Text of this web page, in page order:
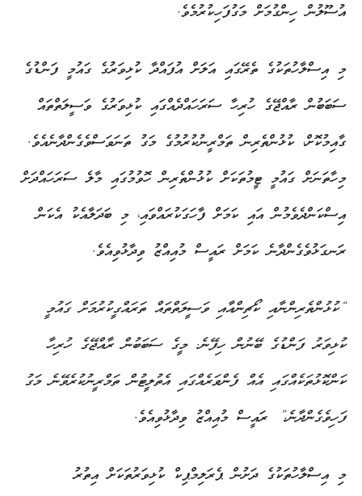
އުސޫލުން ހިންގުމަށް މަގުފަހިކުރުމެވެ.
މި އިސްލާހުތަކުގެ ތެރޭގައި އަލަށް އުފައްދާ ކުޅިވަރުގެ ގައުމީ ފަންޑުގެ
ސަބަބުން ރާއްޖޭގެ ހުރިހާ ސަރަހައްދެއްގައި ކުޅިވަރުގެ ވަސީލަތްތައް
ގާއިމުކޮށް، ކުޅުންތެރިން ތަމްރީނުކުރުމުގެ މަގު ތަނަވަސްވެގެންދާނެއެވެ.
މިހާތަނަށް ގައުމީ ޓީމުތަކަށް ކުޅުންތެރިން ހޮވުމުގައި މާލެ ސަރަހައްދަށް
އިސްކަންދެވެމުން އައި ކަމަށް ފާހަގަކުރައްވައި، މި ބަދަލާއެކު އެކަން
ރަނގަޅުވެގެންދާނެ ކަމަށް ރައީސް މުއިއްޒު ވިދާޅުވިއެވެ.
“ކުޅުންތެރިންނާއި ކޯޗިންއާއި ވަސީލަތްތައް ތަރައްގީކުރުމަށް ގައުމީ
ކުޅިވަރު ފަންޑުގެ ބޭނުން ހިފޭނެ. މީގެ ސަބަބުން ރާއްޖޭގެ ހުރިހާ
ކަންކޮޅުތަކެއްގައި އެއް ފެންވަރެއްގައި އެތުލީޓުން ތަމްރީނުކުރެވޭނެ މަގު
ފަހިވެގެންދާނެ،”
ރައީސް މުއިއްޒު ވިދާޅުވިއެވެ.
މި އިސްލާހުތަކުގެ ދަށުން ޕެރަލިމްޕިކް ކުޅިވަރުތަކަށް އިތުރު